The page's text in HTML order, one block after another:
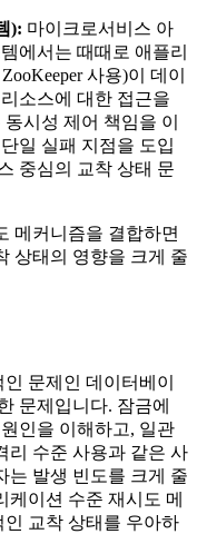
): 마이크로서비스 아
에서는 때때로 애플리
사용)이 데이
소스에 대한 접근을
시성 제어 책임을 이
일 실패 지점을 도입
중심의 교착 상태 문
메커니즘을 결합하면
상태의 영향을 크게 줄
문제인 데이터베이
문제입니다. 잠금에
인을 이해하고, 일관
리 수준 사용과 같은 사
는 발생 빈도를 크게 줄
이션 수준 재시도 메
교착 상태를 우아하